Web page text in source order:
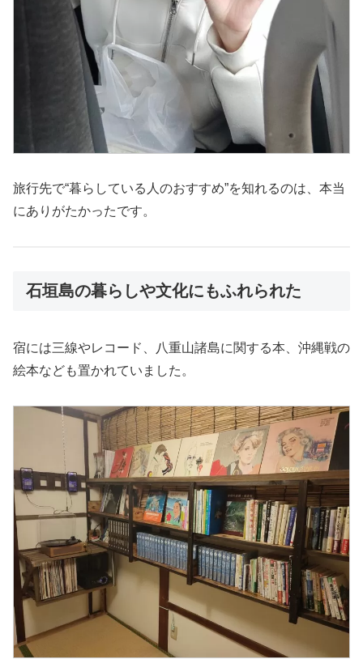
旅行先で“暮らしている人のおすすめ”を知れるのは、本当
にありがたかったです。
石垣島の暮らしや文化にもふれられた
宿には三線やレコード、八重山諸島に関する本、沖縄戦の
絵本なども置かれていました。